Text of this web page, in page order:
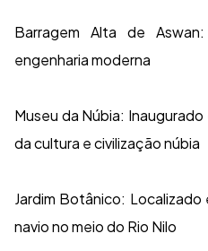
Barragem Alta de
engenharia moderna
Museu da Núbia: Inaugurado
da cultura e civilização núbia
Jardim Botânico:
navio no meio do Rio Nilo